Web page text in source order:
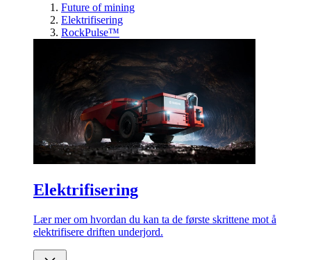
Future of mining
Elektrifisering
RockPulse™
Elektrifisering
Lær mer om hvordan du kan ta de første skrittene mot å
elektrifisere driften underjord.